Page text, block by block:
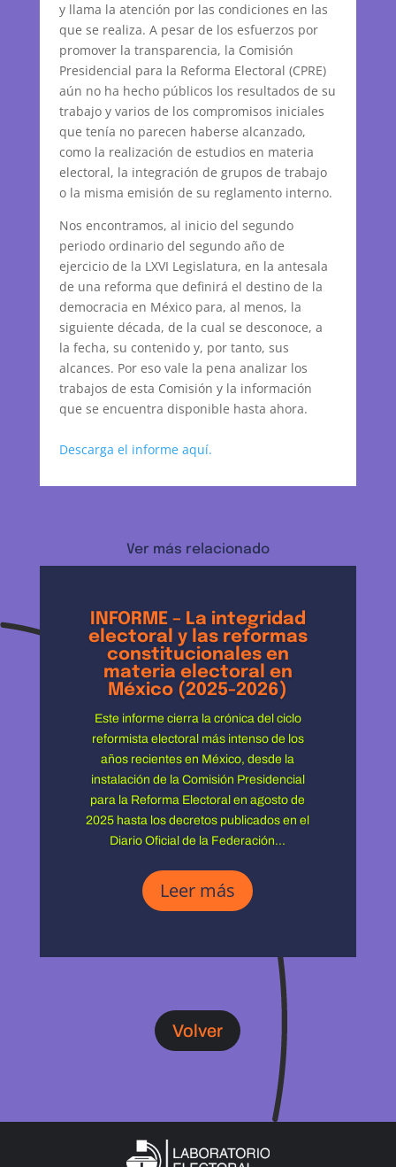
y llama la atención por las condiciones en las
que se realiza. A pesar de los esfuerzos por
promover la transparencia, la Comisión
Presidencial para la Reforma Electoral (CPRE)
aún no ha hecho públicos los resultados de su
trabajo y varios de los compromisos iniciales
que tenía no parecen haberse alcanzado,
como la realización de estudios en materia
electoral, la integración de grupos de trabajo
o la misma emisión de su reglamento interno.
Nos encontramos, al inicio del segundo
periodo ordinario del segundo año de
ejercicio de la LXVI Legislatura, en la antesala
de una reforma que definirá el destino de la
democracia en México para, al menos, la
siguiente década, de la cual se desconoce, a
la fecha, su contenido y, por tanto, sus
alcances. Por eso vale la pena analizar los
trabajos de esta Comisión y la información
que se encuentra disponible hasta ahora.
Descarga el informe aquí.
Ver más relacionado
INFORME – La integridad
electoral y las reformas
constitucionales en
materia electoral en
México (2025-2026)
Este informe cierra la crónica del ciclo
reformista electoral más intenso de los
años recientes en México, desde la
instalación de la Comisión Presidencial
para la Reforma Electoral en agosto de
2025 hasta los decretos publicados en el
Diario Oficial de la Federación...
Leer más
Volver